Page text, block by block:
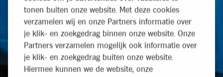
tonen buiten onze website. Met deze cookies
verzamelen wij en onze Partners informatie over
je klik- en zoekgedrag binnen onze website. Onze
Partners verzamelen mogelijk ook informatie over
je klik- en zoekgedrag buiten onze website.
Hiermee kunnen we de website, onze